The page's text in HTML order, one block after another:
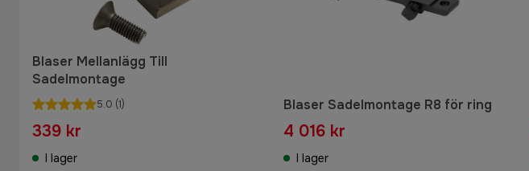
Blaser Mellanlägg Till
Sadelmontage
5.0 (1)
339 kr
I lager
Blaser Sadelmontage R8 för ring
4 016 kr
I lager